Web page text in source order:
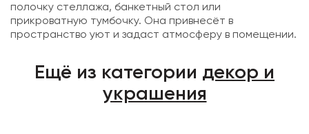
полочку стеллажа, банкетный стол или
прикроватную тумбочку. Она привнесёт в
пространство уют и задаст атмосферу в помещении.
Ещё из категории декор и
украшения